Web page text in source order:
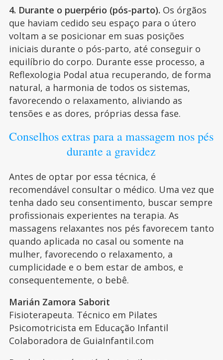
4. Durante o puerpério (pós-parto). Os órgãos
que haviam cedido seu espaço para o útero
voltam a se posicionar em suas posições
iniciais durante o pós-parto, até conseguir o
equilíbrio do corpo. Durante esse processo, a
Reflexologia Podal atua recuperando, de forma
natural, a harmonia de todos os sistemas,
favorecendo o relaxamento, aliviando as
tensões e as dores, próprias dessa fase.
Conselhos extras para a massagem nos pés
durante a gravidez
Antes de optar por essa técnica, é
recomendável consultar o médico. Uma vez que
tenha dado seu consentimento, buscar sempre
profissionais experientes na terapia. As
massagens relaxantes nos pés favorecem tanto
quando aplicada no casal ou somente na
mulher, favorecendo o relaxamento, a
cumplicidade e o bem estar de ambos, e
consequentemente, o bebê.
Marián Zamora Saborit
Fisioterapeuta. Técnico em Pilates
Psicomotricista em Educação Infantil
Colaboradora de GuiaInfantil.com